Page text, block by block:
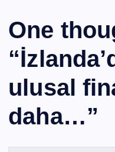
One
“
ulusal
daha…”